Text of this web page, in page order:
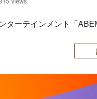
ターテインメント「